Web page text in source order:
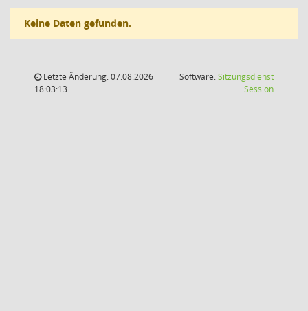
Keine Daten gefunden.
Letzte Änderung: 07.08.2026
18:03:13
Software:Sitzungsdienst
Session(Wird in